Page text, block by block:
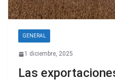
GENERAL
1 diciembre, 2025
Las